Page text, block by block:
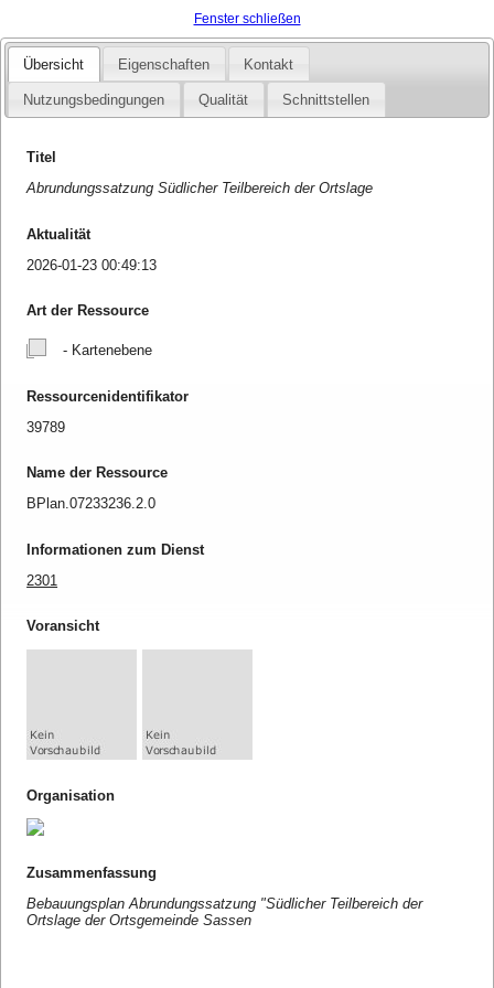
Fenster schließen
Übersicht Eigenschaften Kontakt
Nutzungsbedingungen Qualität Schnittstellen
Titel
Abrundungssatzung Südlicher Teilbereich der Ortslage
Aktualität
2026-01-23 00:49:13
Art der Ressource
- Kartenebene
Ressourcenidentifikator
39789
Name der Ressource
BPlan.07233236.2.0
Informationen zum Dienst
2301
Voransicht
Organisation
Zusammenfassung
Bebauungsplan Abrundungssatzung "Südlicher Teilbereich der
Ortslage der Ortsgemeinde Sassen